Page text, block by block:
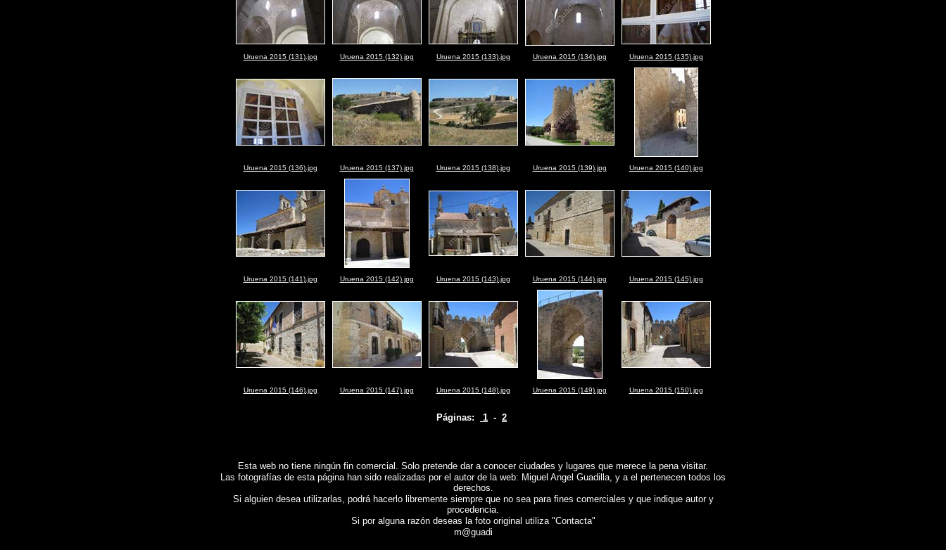
Uruena 2015 (131).jpg Uruena 2015 (132).jpg Uruena 2015 (133).jpg Uruena 2015 (134).jpg Uruena 2015 (135).jpg
Uruena 2015 (136).jpg Uruena 2015 (137).jpg Uruena 2015 (138).jpg Uruena 2015 (139).jpg Uruena 2015 (140).jpg
Uruena 2015 (141).jpg Uruena 2015 (142).jpg Uruena 2015 (143).jpg Uruena 2015 (144).jpg Uruena 2015 (145).jpg
Uruena 2015 (146).jpg Uruena 2015 (147).jpg Uruena 2015 (148).jpg Uruena 2015 (149).jpg Uruena 2015 (150).jpg
Páginas: 1 - 2
Esta web no tiene ningún fin comercial. Solo pretende dar a conocer ciudades y lugares que merece la pena visitar.
Las fotografías de esta página han sido realizadas por el autor de la web: Miguel Angel Guadilla, y a el pertenecen todos los
derechos.
Si alguien desea utilizarlas, podrá hacerlo libremente siempre que no sea para fines comerciales y que indique autor y
procedencia.
Si por alguna razón deseas la foto original utiliza "Contacta"
m@guadi